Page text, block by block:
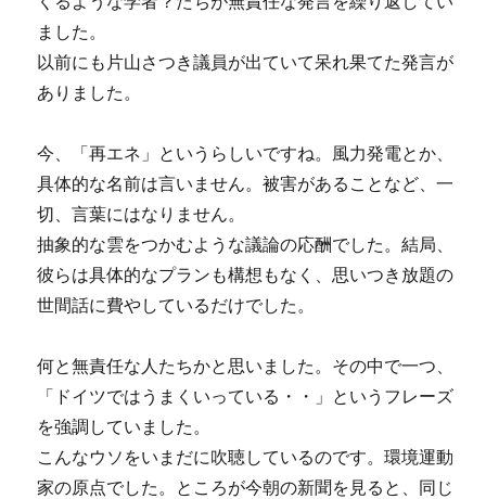
ました。
以前にも片山さつき議員が出ていて呆れ果てた発言が
ありました。
今、「再エネ」というらしいですね。風力発電とか、
具体的な名前は言いません。被害があることなど、一
切、言葉にはなりません。
抽象的な雲をつかむような議論の応酬でした。結局、
彼らは具体的なプランも構想もなく、思いつき放題の
世間話に費やしているだけでした。
何と無責任な人たちかと思いました。その中で一つ、
「ドイツではうまくいっている・・」というフレーズ
を強調していました。
こんなウソをいまだに吹聴しているのです。環境運動
家の原点でした。ところが今朝の新聞を見ると、同じ